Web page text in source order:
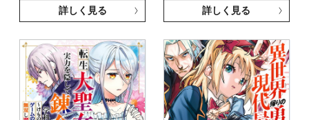
詳しく見る 詳しく見る